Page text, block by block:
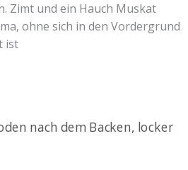
Zimt und ein Hauch Muskat
ohne sich in den Vordergrund
ist